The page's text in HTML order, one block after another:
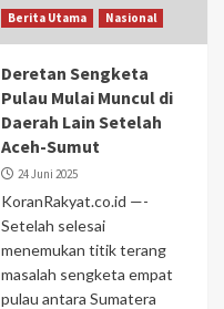
Berita Utama Nasional
Deretan Sengketa
Pulau Mulai Muncul di
Daerah Lain Setelah
Aceh-Sumut
24 Juni 2025
KoranRakyat.co.id —-
Setelah selesai
menemukan titik terang
masalah sengketa empat
pulau antara Sumatera